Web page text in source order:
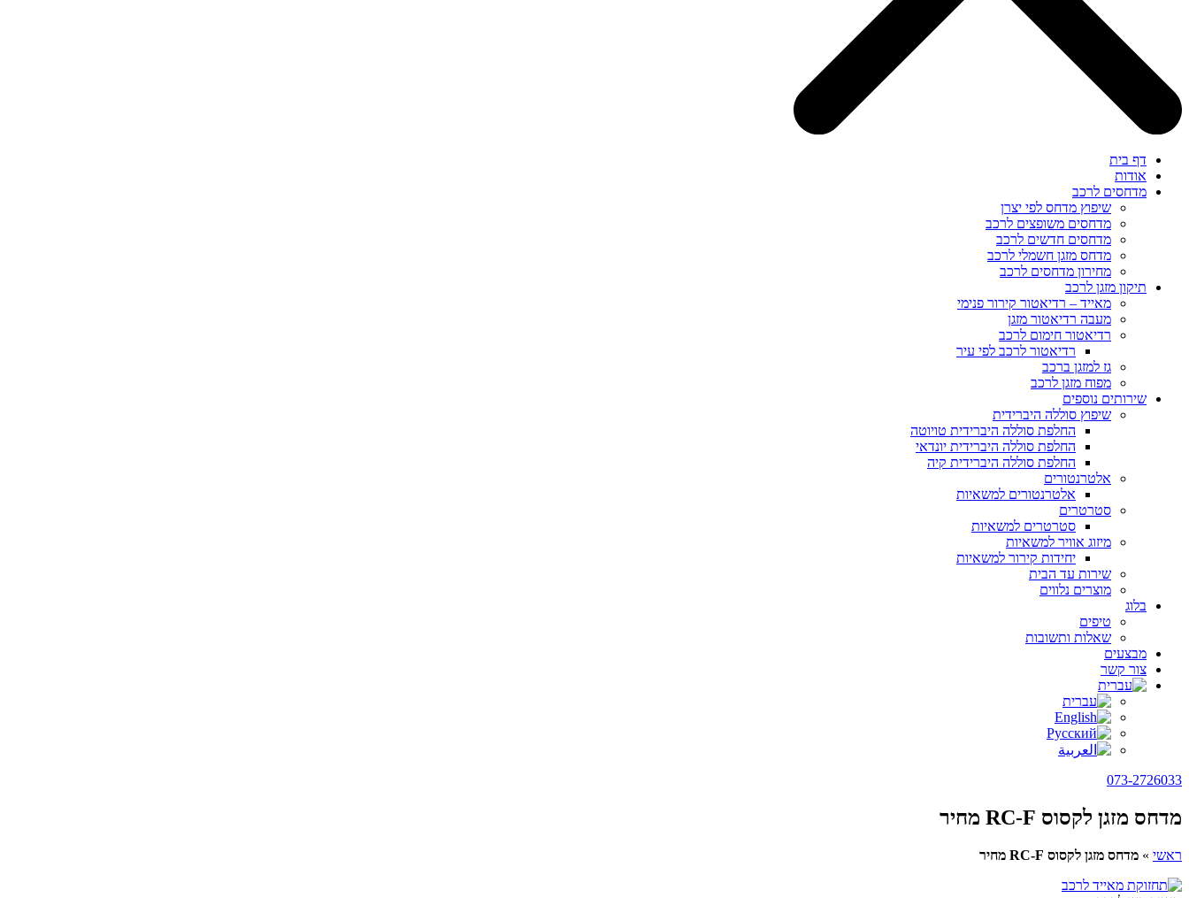
דף בית
אודות
מדחסים לרכב
שיפוץ מדחס לפי יצרן
מדחסים משופצים לרכב
מדחסים חדשים לרכב
מדחס מזגן חשמלי לרכב
מחירון מדחסים לרכב
תיקון מזגן לרכב
מאייד – רדיאטור קירור פנימי
מעבה רדיאטור מזגן
רדיאטור חימום לרכב
רדיאטור לרכב לפי עיר
גז למזגן ברכב
מפוח מזגן לרכב
שירותים נוספים
שיפוץ סוללה היברידית
החלפת סוללה היברידית טויוטה
החלפת סוללה היברידית יונדאי
החלפת סוללה היברידית קיה
אלטרנטורים
אלטרנטורים למשאיות
סטרטרים
סטרטרים למשאיות
מיזוג אוויר למשאיות
יחידות קירור למשאיות
שירות עד הבית
מוצרים נלווים
בלוג
טיפים
שאלות ותשובות
מבצעים
צור קשר
073-2726033
מדחס מזגן לקסוס RC-F מחיר
ראשי » מדחס מזגן לקסוס RC-F מחיר